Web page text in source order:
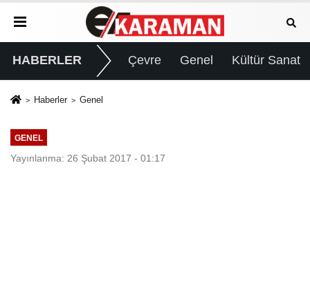
HABERLER Çevre Genel Kültür Sanat
Haberler Genel
GENEL
Yayınlanma: 26 Şubat 2017 - 01:17